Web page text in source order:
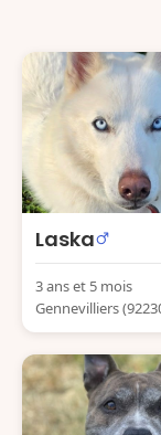
Laska
3 ans et 5 mois
Gennevilliers